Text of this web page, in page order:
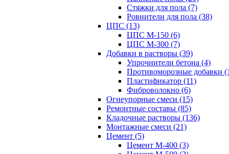
Стяжки для пола (7)
Ровнители для пола (38)
ЦПС (13)
ЦПС М-150 (6)
ЦПС М-300 (7)
Добавки в растворы (39)
Упрочнители бетона (4)
Противоморозные добавки
Пластификатор (11)
Фиброволокно (6)
Огнеупорные смеси (15)
Ремонтные составы (85)
Кладочные растворы (136)
Монтажные смеси (21)
Цемент (5)
Цемент М-400 (3)